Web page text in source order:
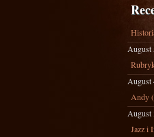
August
August
Andy
August
Jazz i